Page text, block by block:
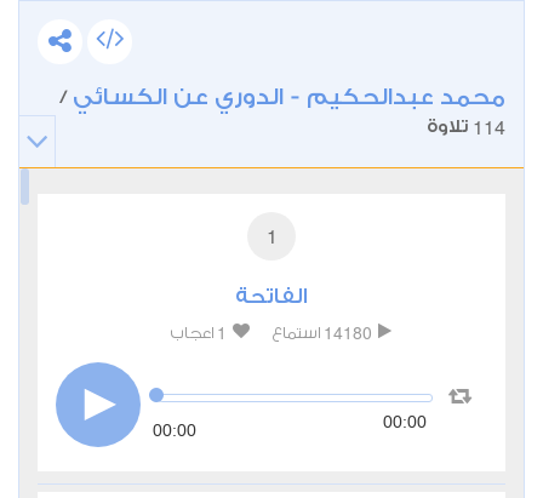
محمد عبدالحكيم - الدوري عن الكسائي /
114 تلاوة
1
الفاتحة
14180 استماع 1 اعجاب
00:00 00:00